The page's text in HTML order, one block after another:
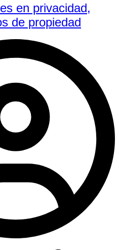
en privacidad,
de propiedad